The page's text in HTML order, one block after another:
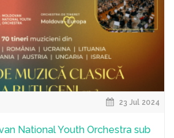
23 Jul 2024
National Youth Orchestra sub